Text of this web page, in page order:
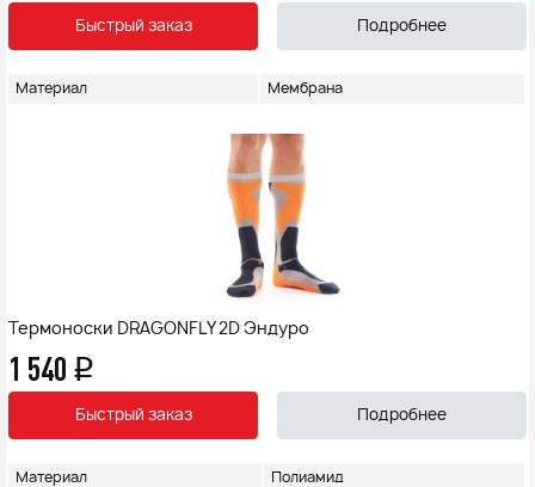
Быстрый заказ Подробнее
Материал Мембрана
Термоноски DRAGONFLY 2D Эндуро
1 540 q
Быстрый заказ Подробнее
Материал Полиамид